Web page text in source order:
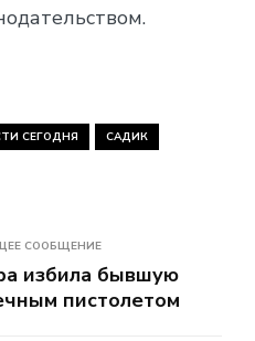
СЕГОДНЯ САДИК
СООБЩЕНИЕ
избила бывшую
пистолетом